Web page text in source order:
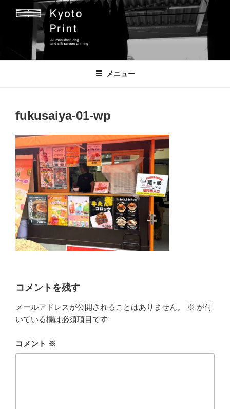
京都プリント
京都市のオリジナルプリント会社
メニュー
fukusaiya-01-wp
コメントを残す
メールアドレスが公開されることはありません。 ※ が付
いている欄は必須項目です
コメント ※